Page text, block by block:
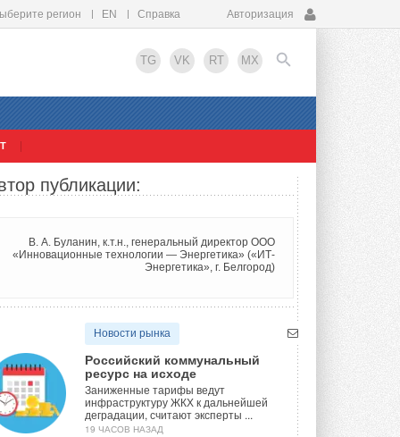
регион EN Справка Авторизация
TG VK RT MX
EN
публикации:
В. А. Буланин, к.т.н., генеральный директор ООО
«Инновационные технологии — Энергетика» («ИТ-
Энергетика», г. Белгород)
Новости рынка
Российский коммунальный
ресурс на исходе
Заниженные тарифы ведут
инфраструктуру ЖКХ к дальнейшей
деградации, считают эксперты ...
19 ЧАСОВ НАЗАД